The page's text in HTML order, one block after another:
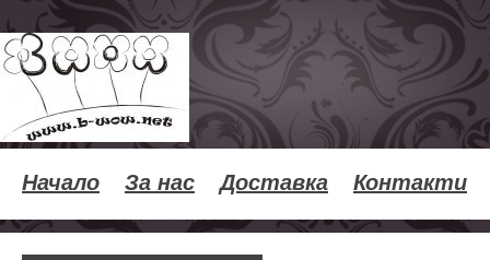
Начало За нас Доставка Контакти